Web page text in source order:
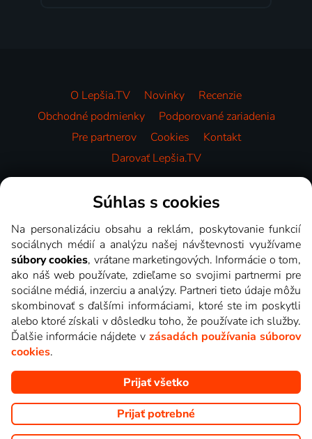
O Lepšia.TV Novinky
Recenzie
Obchodné podmienky
Podporované zariadenia
Pre partnerov
Cookies
Kontakt
Darovať Lepšia.TV
Videotéka
Copyright © goNET s.r.o. Na tomto webe sú zobrazované obrázky
z relácií TV staníc, ktoré môžete sledovať v Lepšia.TV.
Súhlas s cookies
Na personalizáciu obsahu a reklám, poskytovanie funkcií
sociálnych médií a analýzu našej návštevnosti využívame
súbory cookies, vrátane marketingových. Informácie o tom,
ako náš web používate, zdieľame so svojimi partnermi pre
sociálne médiá, inzerciu a analýzy. Partneri tieto údaje môžu
skombinovať s ďalšími informáciami, ktoré ste im poskytli
alebo ktoré získali v dôsledku toho, že používate ich služby.
Ďalšie informácie nájdete v zásadách používania súborov
cookies.
Prijať všetko
Prijať potrebné